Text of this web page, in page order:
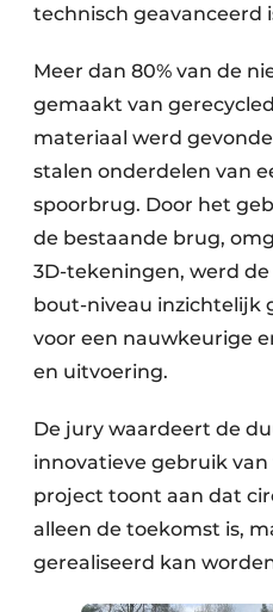
technisch geavanceerd
Meer dan 80% van de
gemaakt van
materiaal werd
stalen onderdelen van
spoorbrug. Door het
de bestaande brug,
3D-tekeningen, werd
bout-niveau inzichtelijk
voor een nauwkeurige
en uitvoering.
De jury waardeert de
innovatieve gebruik
project toont aan dat
alleen de toekomst is,
gerealiseerd kan